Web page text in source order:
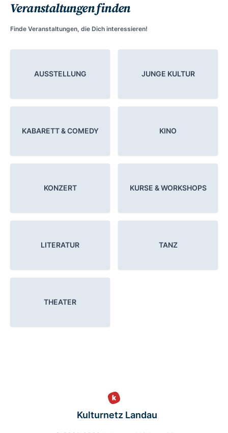
Veranstaltungen finden
Finde Veranstaltungen, die Dich interessieren!
AUSSTELLUNG JUNGE KULTUR
KABARETT & COMEDY KINO
KONZERT KURSE & WORKSHOPS
LITERATUR TANZ
THEATER
Kulturnetz Landau